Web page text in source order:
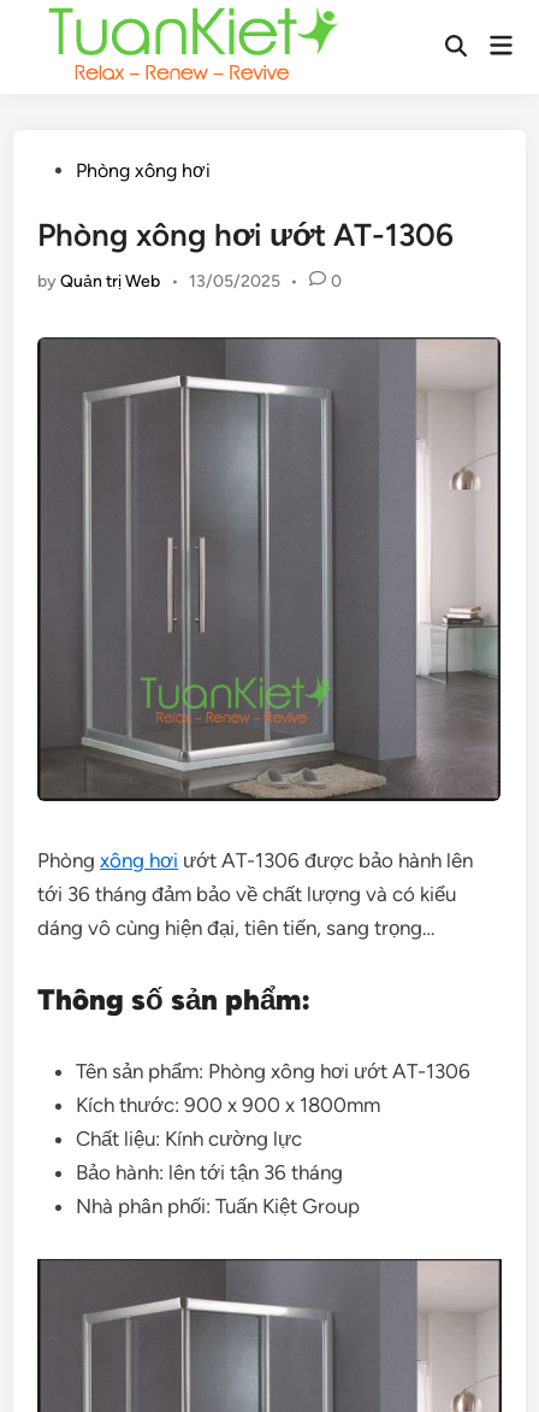
Open
PostedPhòng xông hơi
Phòng xông hơi ướt AT-1306
byQuản trị Web • 13/05/2025 • 0
Phòngxông hơi ướt AT-1306 được bảo hành lên
tới 36 tháng đảm bảo về chất lượng và có kiểu
dáng vô cùng hiện đại, tiên tiến, sang trọng…
Thông số sản phẩm:
Tên sản phẩm: Phòng xông hơi ướt AT-1306
Kích thước: 900 x 900 x 1800mm
Chất liệu: Kính cường lực
Bảo hành: lên tới tận 36 tháng
Nhà phân phối: Tuấn Kiệt Group